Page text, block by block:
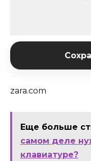
zara.com
Еще больше
самом деле
клавиатуре?